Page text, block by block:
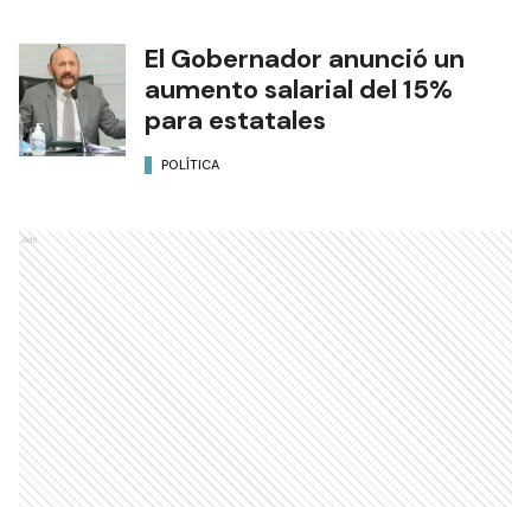
El Gobernador anunció un
aumento salarial del 15%
para estatales
POLÍTICA
Ads